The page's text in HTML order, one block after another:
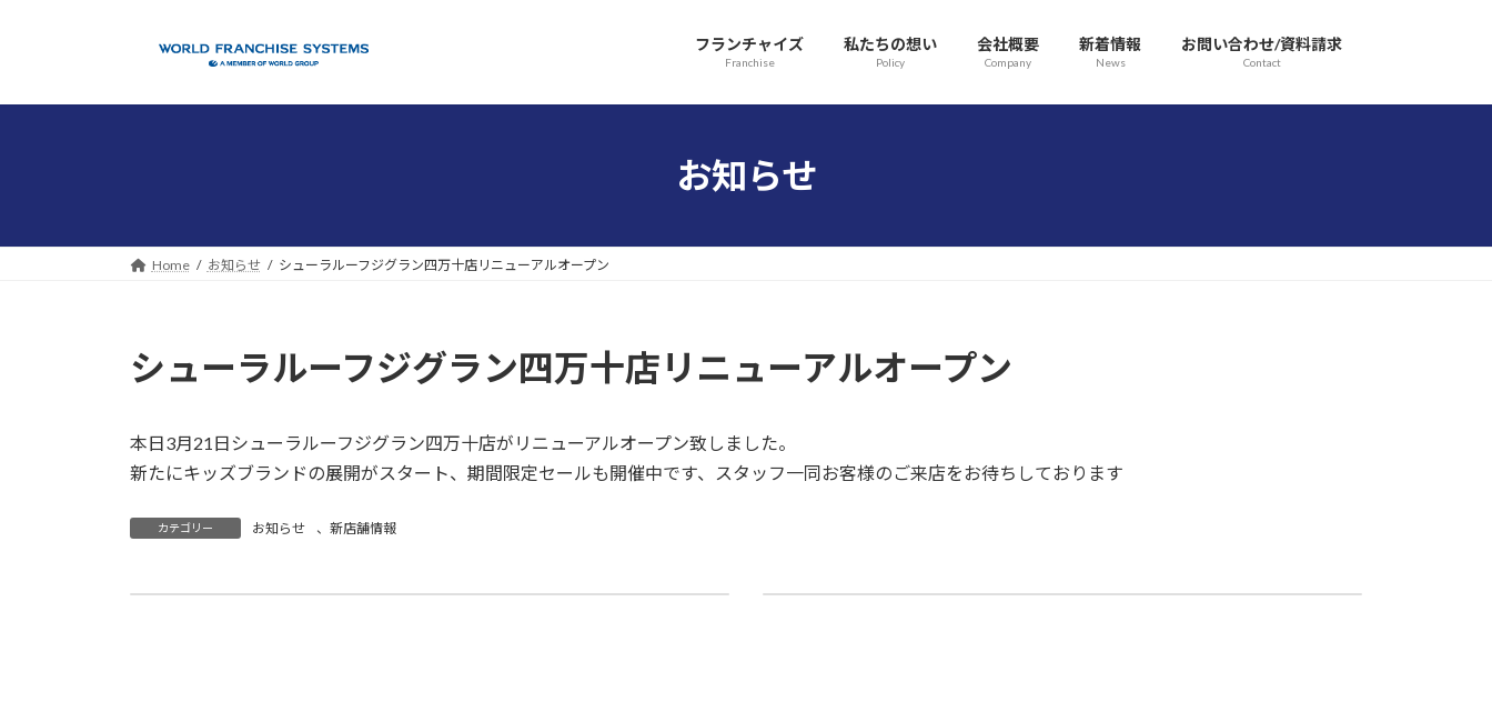
プ
動
フランチャイズ
Franchise
私たちの想い
Policy
会社概要
Company
新着情報
News
お問い合わせ/資料請求
Contact
お知らせ
Home お知らせ シューラルーフジグラン四万十店リニューアルオープン
シューラルーフジグラン四万十店リニューアルオープン
本日3月21日シューラルーフジグラン四万十店がリニューアルオープン致しました。
新たにキッズブランドの展開がスタート、期間限定セールも開催中です、スタッフ一同お客様のご来店をお待ちしております
カテゴリー お知らせ 、 新店舗情報